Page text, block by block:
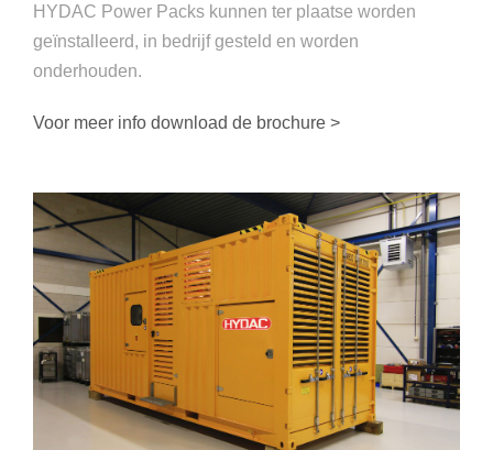
HYDAC Power Packs kunnen ter plaatse worden
geïnstalleerd, in bedrijf gesteld en worden
onderhouden.
Voor meer info download de brochure >